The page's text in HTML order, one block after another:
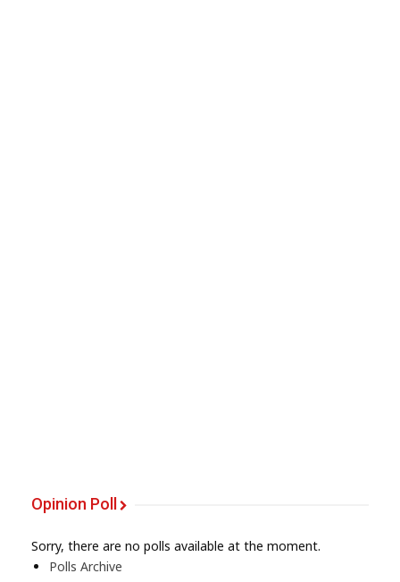
Opinion Poll
Sorry, there are no polls available at the moment.
Polls Archive